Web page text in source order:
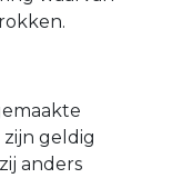
geldig
anders